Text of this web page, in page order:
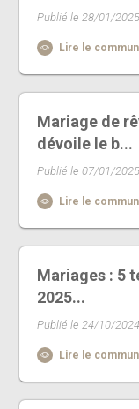
Publié le 28/01/
Lire le
Mariage de
dévoile le b...
Publié le 07/01/
Lire le
Mariages : 5
2025...
Publié le 24/10/
Lire le